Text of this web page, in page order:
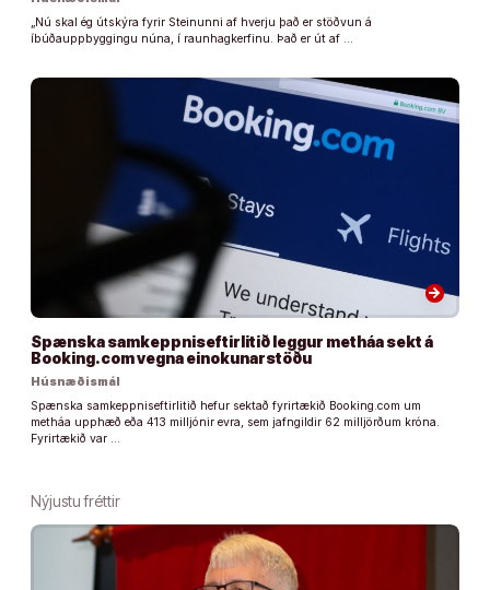
„Nú skal ég útskýra fyrir Steinunni af hverju það er stöðvun á
íbúðauppbyggingu núna, í raunhagkerfinu. Það er út af …
arrow_forward
Spænska samkeppniseftirlitið leggur metháa sekt á
Booking.com vegna einokunarstöðu
Húsnæðismál
Spænska samkeppniseftirlitið hefur sektað fyrirtækið Booking.com um
metháa upphæð eða 413 milljónir evra, sem jafngildir 62 milljörðum króna.
Fyrirtækið var …
Nýjustu fréttir